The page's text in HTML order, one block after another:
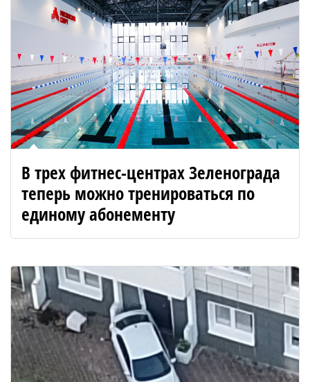
В трех фитнес-центрах Зеленограда
теперь можно тренироваться по
единому абонементу